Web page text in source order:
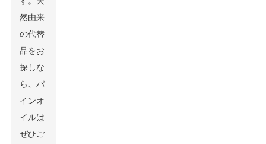
然由来
の代替
品をお
探しな
ら、パ
インオ
イルは
ぜひご